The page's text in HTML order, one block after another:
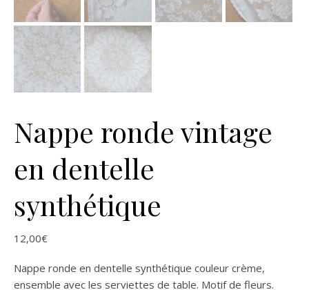
Nappe ronde vintage
en dentelle
synthétique
12,00€
Nappe ronde en dentelle synthétique couleur crème,
ensemble avec les serviettes de table. Motif de fleurs.